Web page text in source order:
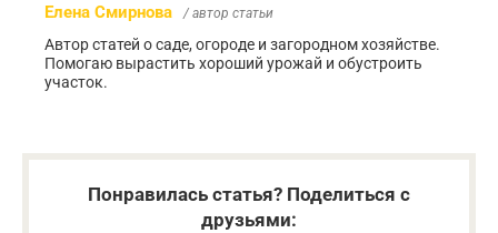
Елена Смирнова / автор статьи
Автор статей о саде, огороде и загородном хозяйстве.
Помогаю вырастить хороший урожай и обустроить
участок.
Понравилась статья? Поделиться с
друзьями: